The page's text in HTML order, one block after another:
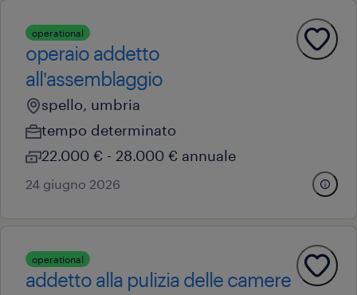
operational
operaio addetto
all'assemblaggio
spello, umbria
tempo determinato
22.000 € - 28.000 € annuale
24 giugno 2026
operational
addetto alla pulizia delle camere